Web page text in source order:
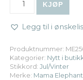
KJØP
Legg til i
Produktnummer:
Kategorier: Nytt i
Stikkord: Jul/Vinter
Merke: Mama Elephant